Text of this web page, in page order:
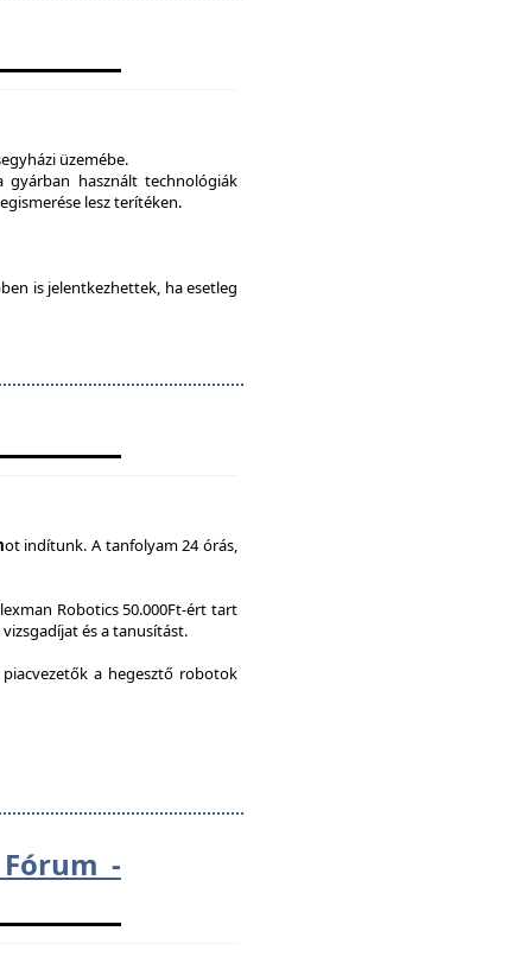
üzemébe.
használt technológiák
lesz terítéken.
is jelentkezhettek, ha esetleg
ot indítunk. A tanfolyam 24 órás,
Robotics 50.000Ft-ért tart
és a tanusítást.
a hegesztő robotok
-